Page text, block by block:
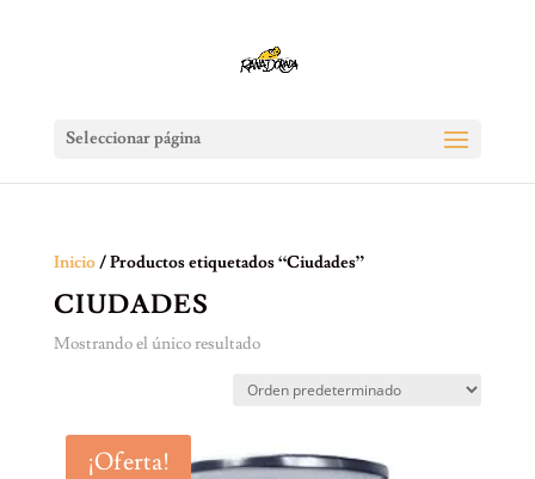
Seleccionar página
Inicio/ Productos etiquetados “Ciudades”
CIUDADES
Mostrando el único resultado
¡Oferta!